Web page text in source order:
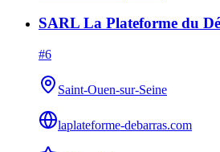
SARL La Plateforme du
#6
Saint-Ouen-sur-Seine
laplateforme-debarras.com